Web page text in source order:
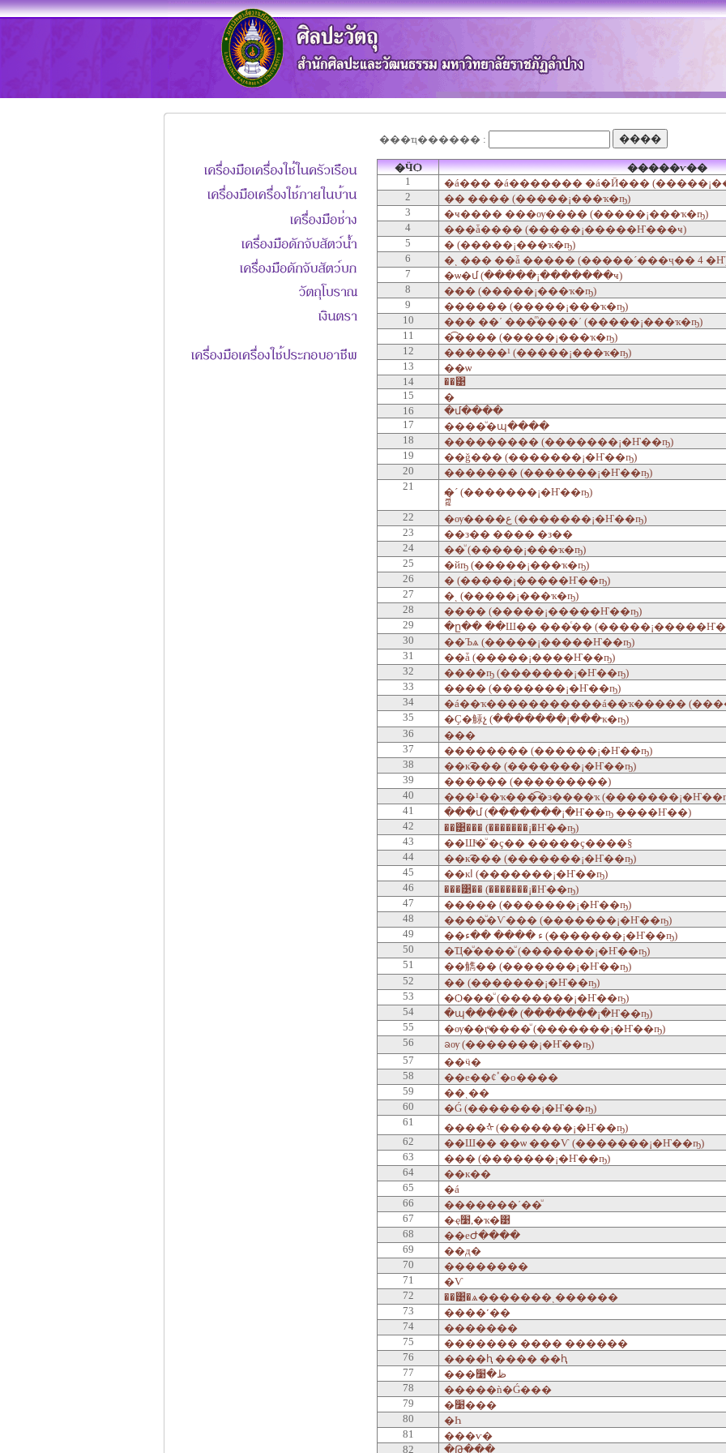
���ҵ������ :
�ӴѺ
�����ѵ��
1
�á��� �á������� �á�Ӣ���
2
�� ���� (�����¡���ҡ�ҧ)
3
�ҹ���� ���ѹ���� (�����¡���ҡ�ҧ)
4
���ǡ���� (�����¡�����Ҥ���ҹ)
5
� (�����¡���ҡ�ҧ)
6
�ͺ ��� ��ǡ ����� (�����´���ҷ�� 4
7
�ѡ�մ (�����¡�������ҹ)
8
��� (�����¡���ҡ�ҧ)
9
������ (�����¡���ҡ�ҧ)
10
��� ��ʹ ���ͫ����ʹ (�����¡���ҡ�ҧ)
11
�͡���� (�����¡���ҡ�ҧ)
12
������¹ (�����¡���ҡ�ҧ)
13
��ѡ
14
��͹
15
�
16
�մ����
17
����ͧ�պ����
18
��������� (�������¡�Ҥ��ҧ)
19
��ǧ��� (�������¡�Ҥ��ҧ)
20
������� (�������¡�Ҥ��ҧ)
21
ྐྵ�´ (�������¡�Ҥ��ҧ)
22
�ѹ����ع (�������¡�Ҥ��ҧ)
23
��з�� ���� �з��
24
��ͧ (�����¡���ҡ�ҧ)
25
�йҧ (�����¡���ҡ�ҧ)
26
� (�����¡�����Ҥ��ҧ)
27
�ͺ (�����¡���ҡ�ҧ)
28
���� (�����¡�����Ҥ��ҧ)
29
�ը�� ��Ш�� ���ͨ��
30
��Ъѧ (�����¡�����Ҥ��ҧ)
31
��ǡ (�����¡����Ҥ��ҧ)
32
����ҧ (�������¡�Ҥ��ҧ)
33
���� (�������¡�Ҥ��ҧ)
34
�á��ҡ�����������á��ҡ�����
35
�Ҫ�觨չ (�������¡���ҡ�ҧ)
36
���
37
�������� (������¡�Ҥ��ҧ)
38
��к͡��� (�������¡�Ҥ��ҧ)
39
������ (���������)
40
���¹��ҡ���͡�з����ҡ
41
���մ (�������¡�Ҥ��ҧ ����Ҥ��)
42
��͹��� (�������¡�Ҥ��ҧ)
43
��Шͧ�ͧ �ç�� �����ç����§
44
��к͡��� (�������¡�Ҥ��ҧ)
45
��кا (�������¡�Ҥ��ҧ)
46
���͹�� (�������¡�Ҥ��ҧ)
47
����� (�������¡�Ҥ��ҧ)
48
����ͧ�Ѵ��� (�������¡�Ҥ��ҧ)
49
��ء ���� ��ء (�������¡�Ҥ��ҧ)
50
�Ҵ�ͧ����ͧ (�������¡�Ҥ��ҧ)
51
��觹�� (�������¡�Ҥ��ҧ)
52
�� (�������¡�Ҥ��ҧ)
53
�Ѻ���ͧ (�������¡�Ҥ��ҧ)
54
�պ����� (�������¡�Ҥ��ҧ)
55
�ѹ��ӷͧ����ͧ (�������¡�Ҥ��ҧ)
56
ᨡѹ (�������¡�Ҥ��ҧ)
57
��ӵ�
58
��е��¢ٴ�о����
59
��ͺ��
60
�Ǵ (�������¡�Ҥ��ҧ)
61
����ᡧ (�������¡�Ҥ��ҧ)
62
��Ш�� ��ѡ ���Ѵ (�������¡�Ҥ��ҧ)
63
��� (�������¡�Ҥ��ҧ)
64
��к��
65
�á
66
�������ʹ��ͧ
67
�ҿ׹,�ҡ�͹
68
��еԺ����
69
��д�
70
��������
71
�Ѵ
72
��͹�ѧ�������ͺ������
73
����˹��
74
�������
75
������� ���� ������
76
����ԧ ���� ��ԧ
77
���ظ�׹
78
�����ǹ�Ǵ���
79
�׹���
80
�Һ
81
���ѵ�
82
�Թ���